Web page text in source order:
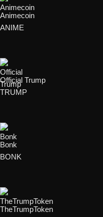
Animecoin
ANIME
Official Trump
TRUMP
Bonk
BONK
TheTrumpToken